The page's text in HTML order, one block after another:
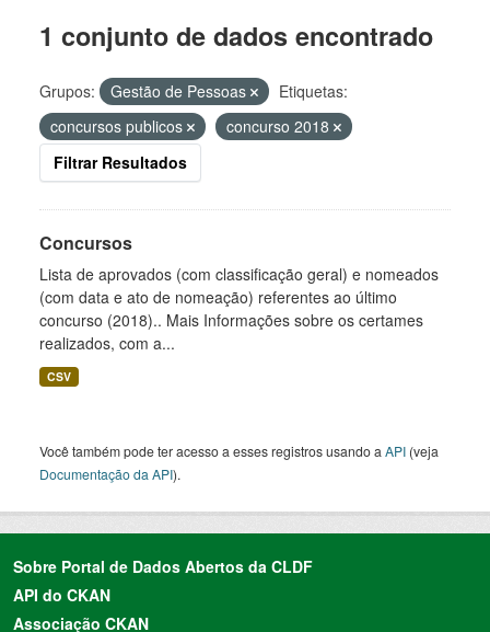
1 conjunto de dados encontrado
Grupos: Gestão de Pessoas
Etiquetas:
concursos publicos
concurso 2018
Filtrar Resultados
Concursos
Lista de aprovados (com classificação geral) e nomeados
(com data e ato de nomeação) referentes ao último
concurso (2018).. Mais Informações sobre os certames
realizados, com a...
CSV
Você também pode ter acesso a esses registros usando a API (veja
Documentação da API).
Sobre Portal de Dados Abertos da CLDF
API do CKAN
Associação CKAN